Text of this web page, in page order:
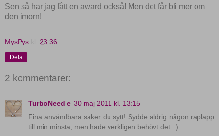
Sen så har jag fått en award också! Men det får bli mer om
den imorn!
MysPys 23:36
Dela
2 kommentarer:
TurboNeedle 30 maj 2011 kl. 13:15
Fina användbara saker du sytt! Sydde aldrig någon raplapp
till min minsta, men hade verkligen behövt det. :)